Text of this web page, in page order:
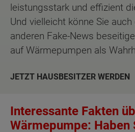
leistungsstark und effizient
Und vielleicht könne Sie
anderen Fake-News
auf Wärmepumpen als
JETZT HAUSBESITZER WERDEN
Interessante Fakten
Wärmepumpe: Haben